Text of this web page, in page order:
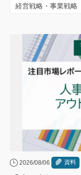
経営戦略・事業戦略
2026/08/06 資料